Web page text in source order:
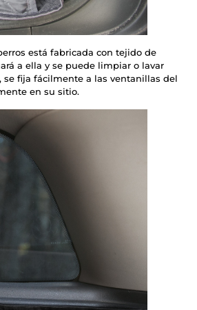
está fabricada con tejido de
a ella y se puede limpiar o lavar
fija fácilmente a las ventanillas del
en su sitio.